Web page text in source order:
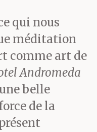
qui nous
méditation
comme art de
Andromeda
belle
de la